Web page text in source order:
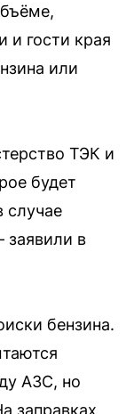
и гости края
или
ТЭК и
будет
случае
заявили в
бензина.
АЗС, но
заправках